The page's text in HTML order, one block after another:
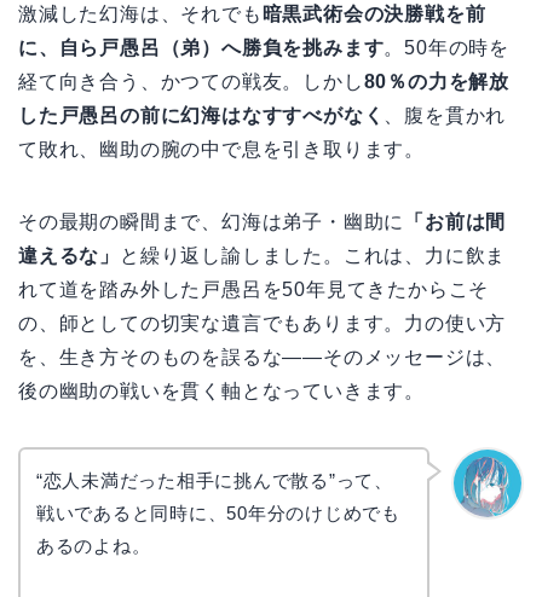
激減した幻海は、それでも 暗黒武術会の決勝戦を前
に、自ら戸愚呂（弟）へ勝負を挑みます。50年の時を
経て向き合う、かつての戦友。しかし80％の力を解放
した戸愚呂の前に幻海はなすすべがなく
、腹を貫かれ
て敗れ、幽助の腕の中で息を引き取ります。
その最期の瞬間まで、幻海は弟子・幽助に
「お前は間
違えるな」
と繰り返し諭しました。これは、力に飲ま
れて道を踏み外した戸愚呂を50年見てきたからこそ
の、師としての切実な遺言でもあります。力の使い方
を、生き方そのものを誤るな——そのメッセージは、
後の幽助の戦いを貫く軸となっていきます。
“恋人未満だった相手に挑んで散る”って、
戦いであると同時に、50年分のけじめでも
あるのよね。